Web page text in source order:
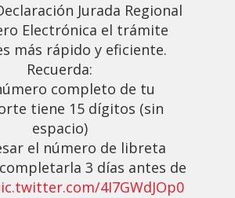
Jurada Regional
Electrónica el trámite
más rápido y eficiente.
Recuerda:
completo de tu
tiene 15 dígitos (sin
espacio)
el número de libreta
3 días antes de
4I7GWdJOp0